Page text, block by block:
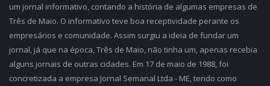
um jornal informativo, contando a história de algumas empresas de
Três de Maio. O informativo teve boa receptividade perante os
empresários e comunidade. Assim surgiu a ideia de fundar um
jornal, já que na época, Três de Maio, não tinha um, apenas recebia
alguns jornais de outras cidades. Em 17 de maio de 1988, foi
concretizada a empresa Jornal Semanal Ltda - ME, tendo como